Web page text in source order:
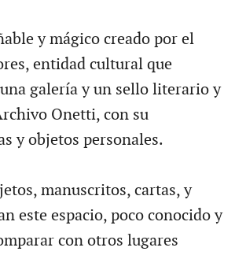
y mágico creado por el
entidad cultural que
galería y un sello literario y
Onetti, con su
y objetos personales.
manuscritos, cartas, y
este espacio, poco conocido y
con otros lugares